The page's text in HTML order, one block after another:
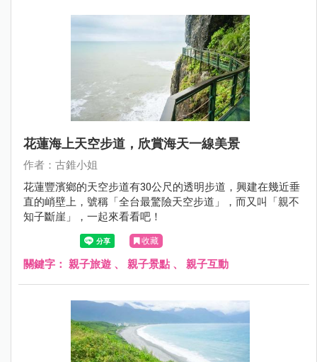
花蓮海上天空步道，欣賞海天一線美景
作者：古錐小姐
花蓮豐濱鄉的天空步道有30公尺的透明步道，興建在幾近垂
直的峭壁上，號稱「全台最驚險天空步道」，而又叫「親不
知子斷崖」，一起來看看吧！
收藏
關鍵字： 親子旅遊 、 親子景點 、 親子互動